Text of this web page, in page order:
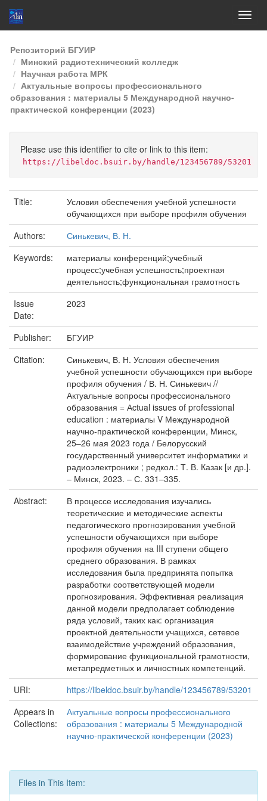
Skip
navigation
Репозиторий БГУИР
Минский радиотехнический колледж
Научная работа МРК
Актуальные вопросы профессионального
образования : материалы 5 Международной научно-
практической конференции (2023)
Please use this identifier to cite or link to this item:
https://libeldoc.bsuir.by/handle/123456789/53201
Title:
Условия обеспечения учебной успешности
обучающихся при выборе профиля обучения
Authors:
Синькевич, В. Н.
Keywords:
материалы конференций;учебный
процесс;учебная успешность;проектная
деятельность;функциональная грамотность
Issue
Date:
2023
Publisher:
БГУИР
Citation:
Синькевич, В. Н. Условия обеспечения
учебной успешности обучающихся при выборе
профиля обучения / В. Н. Синькевич //
Актуальные вопросы профессионального
образования = Аctual issues of professional
education : материалы V Международной
научно-практической конференции, Минск,
25–26 мая 2023 года / Белорусский
государственный университет информатики и
радиоэлектроники ; редкол.: Т. В. Казак [и др.].
– Минск, 2023. – С. 331–335.
Abstract:
В процессе исследования изучались
теоретические и методические аспекты
педагогического прогнозирования учебной
успешности обучающихся при выборе
профиля обучения на III ступени общего
среднего образования. В рамках
исследования была предпринята попытка
разработки соответствующей модели
прогнозирования. Эффективная реализация
данной модели предполагает соблюдение
ряда условий, таких как: организация
проектной деятельности учащихся, сетевое
взаимодействие учреждений образования,
формирование функциональной грамотности,
метапредметных и личностных компетенций.
URI:
https://libeldoc.bsuir.by/handle/123456789/53201
Appears in
Collections:
Актуальные вопросы профессионального
образования : материалы 5 Международной
научно-практической конференции (2023)
Files in This Item: